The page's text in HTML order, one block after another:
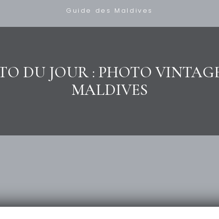
Guide des Maldives
DU JOUR : PHOTO
MALDIVES